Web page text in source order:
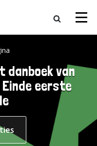
danboek van
Einde eerste